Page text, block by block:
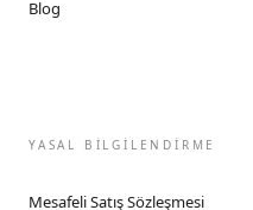
Blog
YASAL BİLGİLENDİRME
Mesafeli Satış Sözleşmesi